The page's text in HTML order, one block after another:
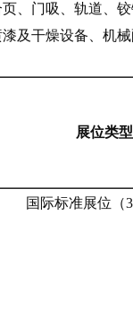
、门吸、轨道、
及干燥设备、机
展位类型
国际标准展位（